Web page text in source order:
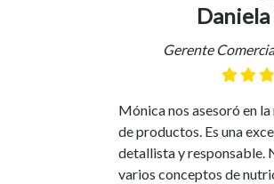
Gerente
Mónica nos asesoró en
de productos. Es una
detallista y responsable.
varios conceptos de